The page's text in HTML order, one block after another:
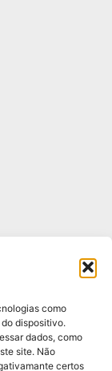
como
dispositivo.
dados, como
site. Não
certos